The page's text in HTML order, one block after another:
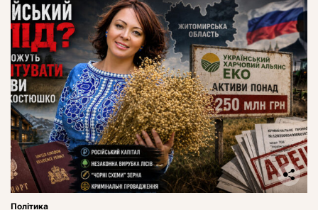
Політика